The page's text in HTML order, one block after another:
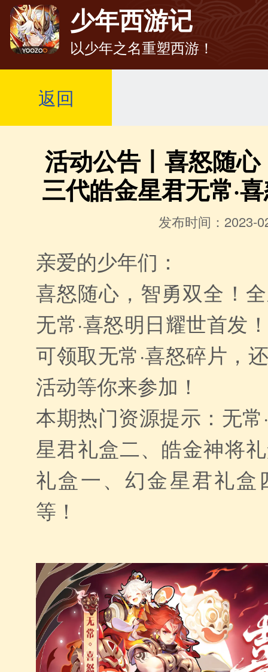
少年西游记
以少年之名重塑西游！
返回
活动公告丨喜怒随
三代皓金星君无常·
发布时间：2023-
亲爱的少年们：
喜怒随心，智勇双全！
无常·喜怒明日耀世首发
可领取无常·喜怒碎片，
活动等你来参加！
本期热门资源提示：无
星君礼盒二、皓金神将
礼盒一、幻金星君礼盒
等！